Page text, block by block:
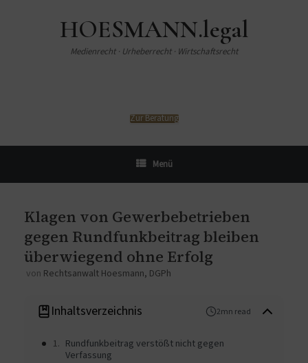
HOESMANN.legal
Medienrecht · Urheberrecht · Wirtschaftsrecht
Zur Beratung
Menü
Klagen von Gewerbebetrieben
gegen Rundfunkbeitrag bleiben
überwiegend ohne Erfolg
von Rechtsanwalt Hoesmann, DGPh
Inhaltsverzeichnis 2mn read
Rundfunkbeitrag verstößt nicht gegen
Verfassung